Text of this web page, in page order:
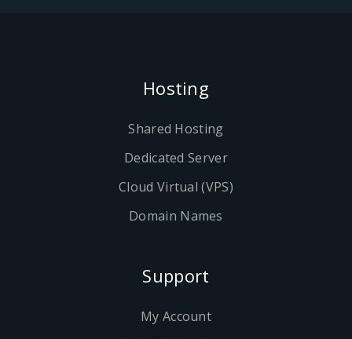
Hosting
Shared Hosting
Dedicated Server
Cloud Virtual (VPS)
Domain Names
Support
My Account